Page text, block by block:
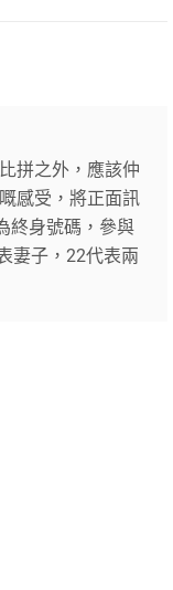
拼之外，應該仲
感受，將正面訊
終身號碼，參與
妻子，22代表兩